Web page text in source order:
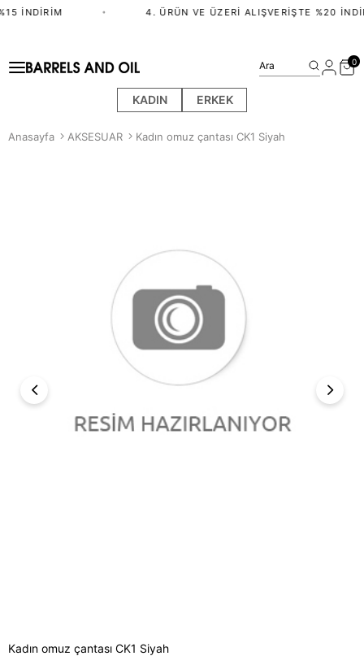
İNDIRIM 4. ÜRÜN VE ÜZERI ALIŞVERIŞTE %20
KADIN ERKEK
Ara 0
Anasayfa AKSESUAR Kadın omuz çantası CK1 Siyah
Kadın omuz çantası CK1 Siyah